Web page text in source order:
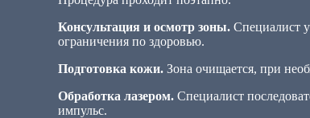
Консультация и осмотр зоны. Специалист
ограничения по здоровью.
Подготовка кожи. Зона очищается, при
Обработка лазером. Специалист
импульс.